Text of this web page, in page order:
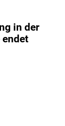
in der
endet